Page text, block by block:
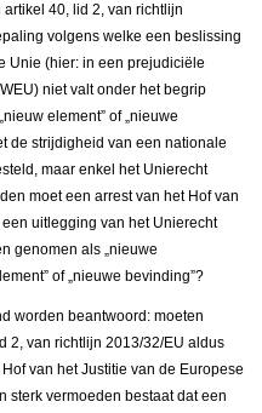
40, lid 2, van richtlijn
volgens welke een beslissing
Unie (hier: in een prejudiciële
niet valt onder het begrip
element” of „nieuwe
de strijdigheid van een nationale
maar enkel het Unierecht
moet een arrest van het Hof van
uitlegging van het Unierecht
genomen als „nieuwe
of „nieuwe bevinding”?
worden beantwoord: moeten
2, van richtlijn 2013/32/EU aldus
van het Justitie van de Europese
sterk vermoeden bestaat dat een